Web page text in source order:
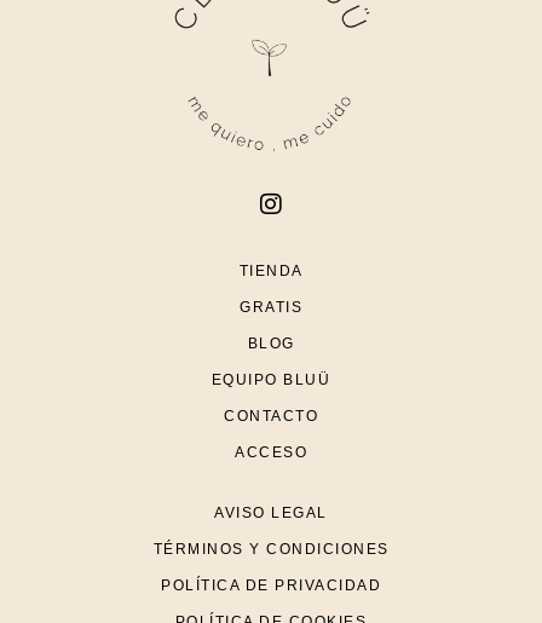
TIENDA
GRATIS
BLOG
EQUIPO BLUÜ
CONTACTO
ACCESO
AVISO LEGAL
TÉRMINOS Y CONDICIONES
POLÍTICA DE PRIVACIDAD